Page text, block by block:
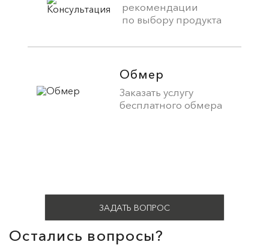
рекомендации
по выбору продукта
Обмер
Заказать услугу
бесплатного обмера
ЗАДАТЬ ВОПРОС
Остались вопросы?